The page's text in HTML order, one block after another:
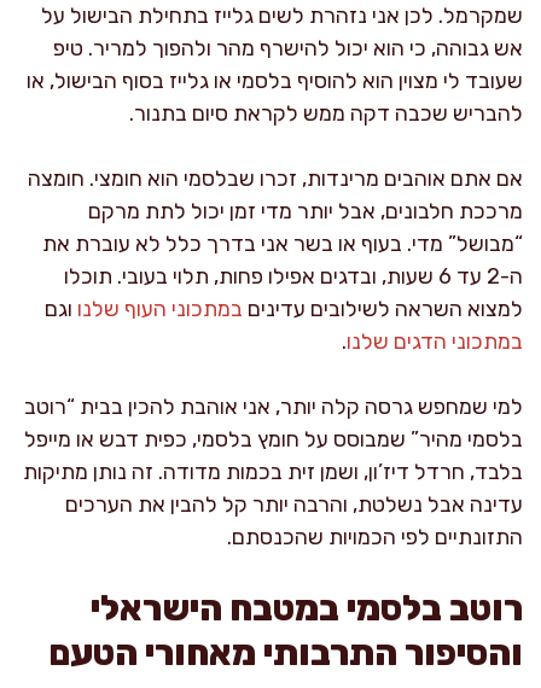
שמקרמל. לכן אני נזהרת לשים גלייז בתחילת הבישול על
אש גבוהה, כי הוא יכול להישרף מהר ולהפוך למריר. טיפ
שעובד לי מצוין הוא להוסיף בלסמי או גלייז בסוף הבישול, או
להבריש שכבה דקה ממש לקראת סיום בתנור.
אם אתם אוהבים מרינדות, זכרו שבלסמי הוא חומצי. חומצה
מרככת חלבונים, אבל יותר מדי זמן יכול לתת מרקם
“מבושל” מדי. בעוף או בשר אני בדרך כלל לא עוברת את
ה-2 עד 6 שעות, ובדגים אפילו פחות, תלוי בעובי. תוכלו
למצוא השראה לשילובים עדינים במתכוני העוף שלנו וגם
במתכוני הדגים שלנו.
למי שמחפש גרסה קלה יותר, אני אוהבת להכין בבית “רוטב
בלסמי מהיר” שמבוסס על חומץ בלסמי, כפית דבש או מייפל
בלבד, חרדל דיז’ון, ושמן זית בכמות מדודה. זה נותן מתיקות
עדינה אבל נשלטת, והרבה יותר קל להבין את הערכים
התזונתיים לפי הכמויות שהכנסתם.
רוטב בלסמי במטבח הישראלי
והסיפור התרבותי מאחורי הטעם